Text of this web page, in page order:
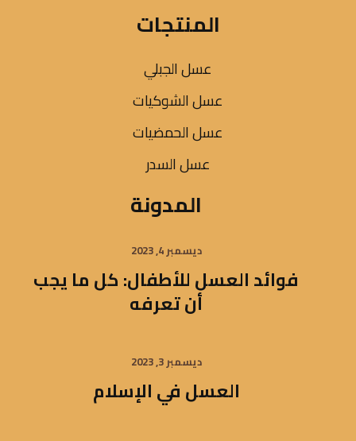
المنتجات
عسل الجبلي
عسل الشوكيات
عسل الحمضيات
عسل السدر
المدونة
ديسمبر 4, 2023
فوائد العسل للأطفال: كل ما يجب
أن تعرفه
ديسمبر 3, 2023
العسل في الإسلام